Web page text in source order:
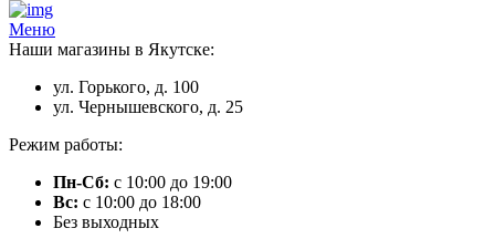
Меню
Наши магазины в Якутске:
ул. Горького, д. 100
ул. Чернышевского, д. 25
Режим работы:
Пн-Сб: с 10:00 до 19:00
Вс: с 10:00 до 18:00
Без выходных